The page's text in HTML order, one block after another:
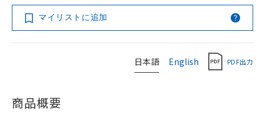
マイリストに追加
日本語 English PDF出力
商品概要